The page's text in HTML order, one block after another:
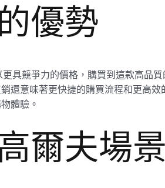
優勢
具競爭力的價格，購買到這款高品
還意味著更快捷的購買流程和更高
體驗。
爾夫場景